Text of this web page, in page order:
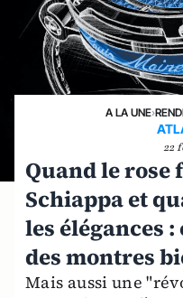
A LA UNE›
22
Quand le
Schiappa et
les élégances
des montres
Mais aussi une